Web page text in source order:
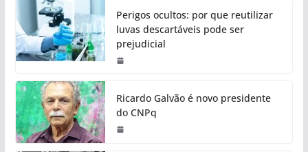
Perigos ocultos: por que reutilizar
luvas descartáveis pode ser
prejudicial
Ricardo Galvão é novo presidente
do CNPq